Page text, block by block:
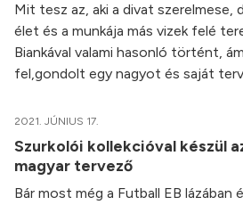
Mit tesz az, aki a divat szerelmese,
élet és a munkája más vizek felé
Biankával valami hasonló történt,
fel,gondolt egy nagyot és saját
2021. JÚNIUS 17.
Szurkolói kollekcióval készül
magyar tervező
Bár most még a Futball EB lázában